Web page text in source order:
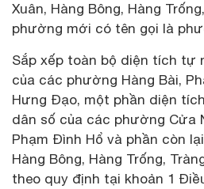
Xuân, Hàng Bông, Hàng
phường mới có tên gọi là
Sắp xếp toàn bộ diện tích tự
của các phường Hàng Bài,
Hưng Đạo, một phần diện
dân số của các phường Cửa
Phạm Đình Hổ và phần còn
Hàng Bông, Hàng Trống,
theo quy định tại khoản 1